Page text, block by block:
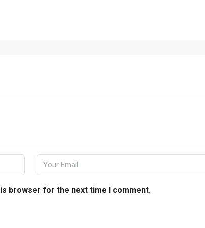
browser for the next time I comment.